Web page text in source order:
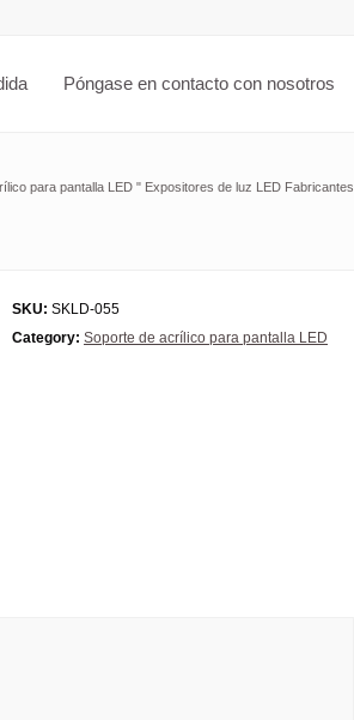
Póngase en contacto con nosotros
para pantalla LED " Expositores de luz LED Fabricantes
SKU: SKLD-055
Category: Soporte de acrílico para pantalla LED